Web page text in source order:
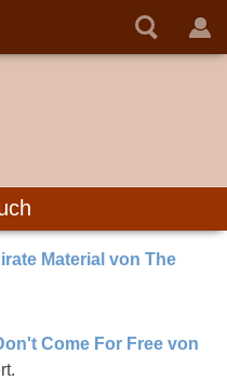
Material von The
Come For Free von